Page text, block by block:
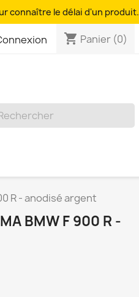
connaître le délai d'un produit.
shopping_cart Panier (0)
R - anodisé argent
BMW F 900 R -